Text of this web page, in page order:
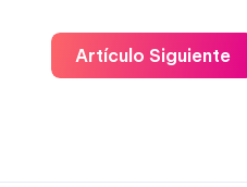
Artículo Siguiente